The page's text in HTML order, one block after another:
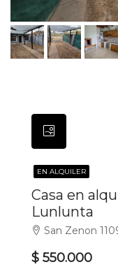
EN ALQUILER
Casa en
Lunlunta
San Zenon 1109,
$ 550.000